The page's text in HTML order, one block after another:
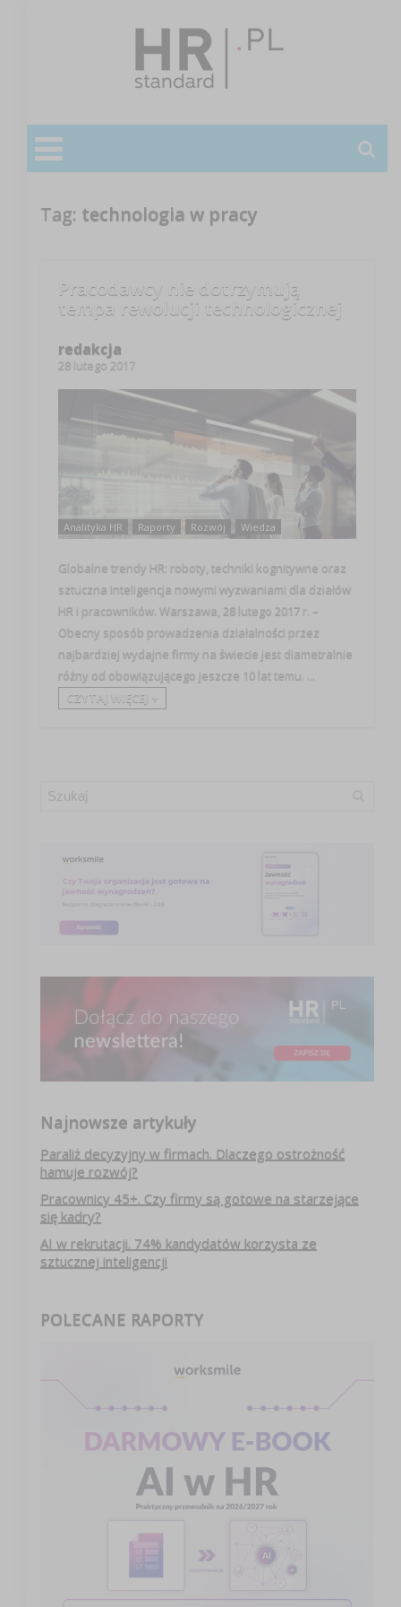
Tag: technologia w pracy
Pracodawcy nie dotrzymują
tempa rewolucji technologicznej
redakcja
28 lutego 2017
Analityka HR Raporty Rozwój Wiedza
Globalne trendy HR: roboty, techniki kognitywne oraz
sztuczna inteligencja nowymi wyzwaniami dla działów
HR i pracowników. Warszawa, 28 lutego 2017 r. –
Obecny sposób prowadzenia działalności przez
najbardziej wydajne firmy na świecie jest diametralnie
różny od obowiązującego jeszcze 10 lat temu. ...
CZYTAJ WIĘCEJ +
Najnowsze artykuły
Paraliż decyzyjny w firmach. Dlaczego ostrożność
hamuje rozwój?
Pracownicy 45+. Czy firmy są gotowe na starzejące
się kadry?
AI w rekrutacji. 74% kandydatów korzysta ze
sztucznej inteligencji
POLECANE RAPORTY